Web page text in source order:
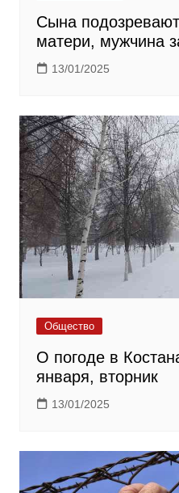
Сына
матери, мужчина
13/01/2025
Общество
О погоде в
января, вторник
13/01/2025